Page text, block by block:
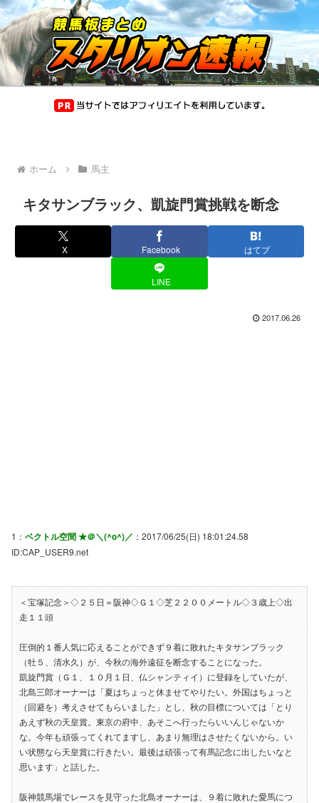
ホーム 馬主
キタサンブラック、凱旋門賞挑戦を断念
X Facebook はてブ
LINE
2017.06.26
1： ベクトル空間 ★＠＼(^o^)／ ：2017/06/25(日) 18:01:24.58
ID:CAP_USER9.net
＜宝塚記念＞◇２５日＝阪神◇Ｇ１◇芝２２００メートル◇３歳上◇出
走１１頭
圧倒的１番人気に応えることができず９着に敗れたキタサンブラック
（牡５、清水久）が、今秋の海外遠征を断念することになった。
凱旋門賞（Ｇ１、１０月１日、仏シャンティイ）に登録をしていたが、
北島三郎オーナーは「夏はちょっと休ませてやりたい。外国はちょっと
（回避を）考えさせてもらいました」とし、秋の目標については「とり
あえず秋の天皇賞。東京の府中、あそこへ行ったらいいんじゃないか
な。今年も頑張ってくれてますし、あまり無理はさせたくないから。い
い状態なら天皇賞に行きたい。最後は頑張って有馬記念に出したいなと
思います」と話した。
阪神競馬場でレースを見守った北島オーナーは、９着に敗れた愛馬につ